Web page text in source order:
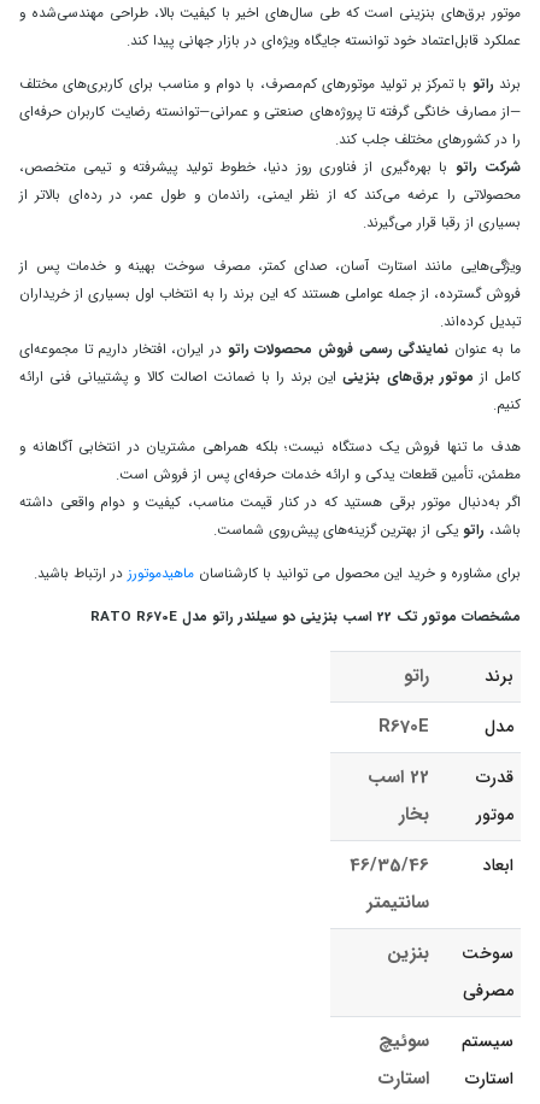
موتور برق‌های بنزینی است که طی سال‌های اخیر با کیفیت بالا، طراحی مهندسی‌شده و
عملکرد قابل‌اعتماد خود توانسته جایگاه ویژه‌ای در بازار جهانی پیدا کند.
برند راتو با تمرکز بر تولید موتورهای کم‌مصرف، با دوام و مناسب برای کاربری‌های مختلف
—از مصارف خانگی گرفته تا پروژه‌های صنعتی و عمرانی—توانسته رضایت کاربران حرفه‌ای
را در کشورهای مختلف جلب کند.
شرکت راتو با بهره‌گیری از فناوری روز دنیا، خطوط تولید پیشرفته و تیمی متخصص،
محصولاتی را عرضه می‌کند که از نظر ایمنی، راندمان و طول عمر، در رده‌ای بالاتر از
بسیاری از رقبا قرار می‌گیرند.
ویژگی‌هایی مانند استارت آسان، صدای کمتر، مصرف سوخت بهینه و خدمات پس از
فروش گسترده، از جمله عواملی هستند که این برند را به انتخاب اول بسیاری از خریداران
تبدیل کرده‌اند.
ما به‌ عنوان نمایندگی رسمی فروش محصولات راتو در ایران، افتخار داریم تا مجموعه‌ای
کامل از موتور برق‌های بنزینیاین برند را با ضمانت اصالت کالا و پشتیبانی فنی ارائه
کنیم.
هدف ما تنها فروش یک دستگاه نیست؛ بلکه همراهی مشتریان در انتخابی آگاهانه و
مطمئن، تأمین قطعات یدکی و ارائه خدمات حرفه‌ای پس از فروش است.
اگر به‌دنبال موتور برقی هستید که در کنار قیمت مناسب، کیفیت و دوام واقعی داشته
باشد، راتو یکی از بهترین گزینه‌های پیش‌روی شماست.
برای مشاوره و خرید این محصول می توانید با کارشناسان ماهیدموتورز در ارتباط باشید.
مشخصات موتور تک 22 اسب بنزینی دو سیلندر راتو مدل RATO R670E
برند راتو
مدل R670E
قدرت
موتور
22 اسب
بخار
ابعاد
46/35/46
سانتیمتر
سوخت
مصرفی
بنزین
سیستم
استارت
سوئیچ
استارت